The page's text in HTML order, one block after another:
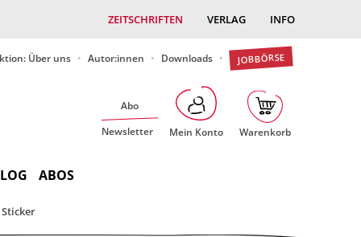
ZEITSCHRIFTEN VERLAG INFO
Über uns Autor:innen Downloads JOBBÖRSE
Abo
Newsletter
Mein Konto Warenkorb
ABOS
Sticker